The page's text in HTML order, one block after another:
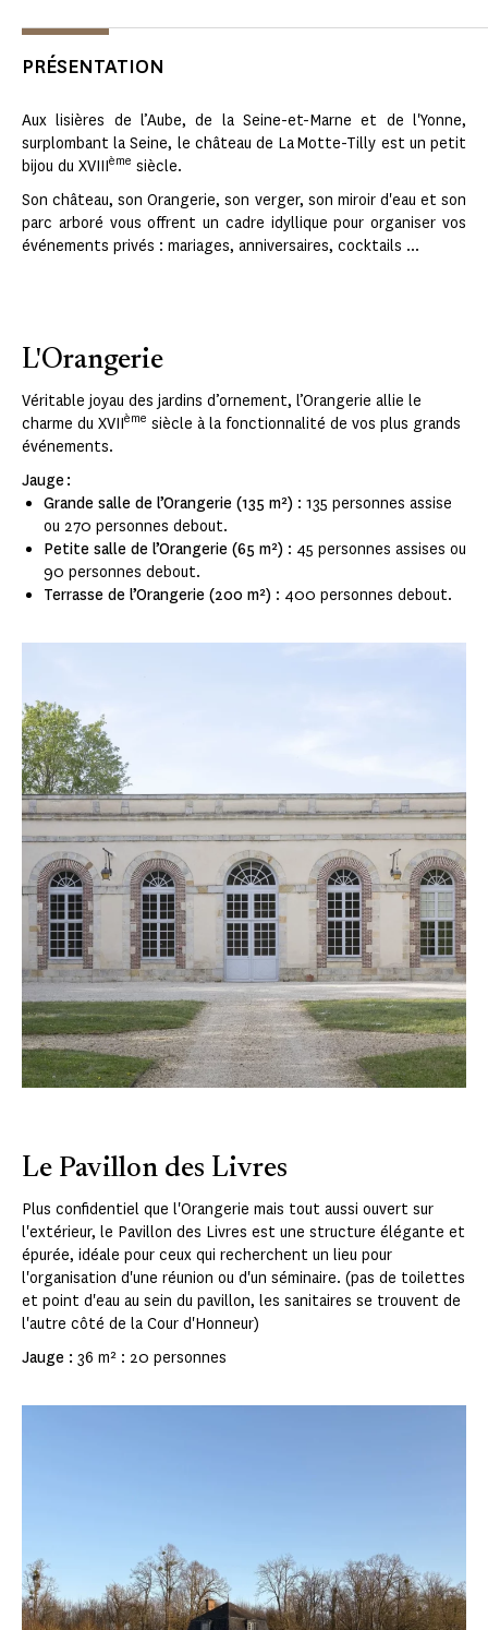
PRÉSENTATION
Aux lisières de l’Aube, de la Seine-et-Marne et de l'Yonne,
surplombant la Seine, le château de La Motte-Tilly est un petit
bijou du XVIIIème siècle.
Son château, son Orangerie, son verger, son miroir d'eau et son
parc arboré vous offrent un cadre idyllique pour organiser vos
événements privés : mariages, anniversaires, cocktails ...
L'Orangerie
Véritable joyau des jardins d’ornement, l’Orangerie allie le
charme du XVIIème siècle à la fonctionnalité de vos plus grands
événements.
Jauge :
Grande salle de l’Orangerie (135 m²) : 135 personnes assise
ou 270 personnes debout.
Petite salle de l’Orangerie (65 m²) : 45 personnes assises ou
90 personnes debout.
Terrasse de l’Orangerie (200 m²) : 400 personnes debout.
Le Pavillon des Livres
Plus confidentiel que l'Orangerie mais tout aussi ouvert sur
l'extérieur, le Pavillon des Livres est une structure élégante et
épurée, idéale pour ceux qui recherchent un lieu pour
l'organisation d'une réunion ou d'un séminaire. (pas de toilettes
et point d'eau au sein du pavillon, les sanitaires se trouvent de
l'autre côté de la Cour d'Honneur)
Jauge : 36 m² : 20 personnes